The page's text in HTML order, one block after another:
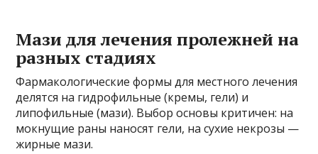
Мази для лечения пролежней на
разных стадиях
Фармакологические формы для местного лечения
делятся на гидрофильные (кремы, гели) и
липофильные (мази). Выбор основы критичен: на
мокнущие раны наносят гели, на сухие некрозы —
жирные мази.